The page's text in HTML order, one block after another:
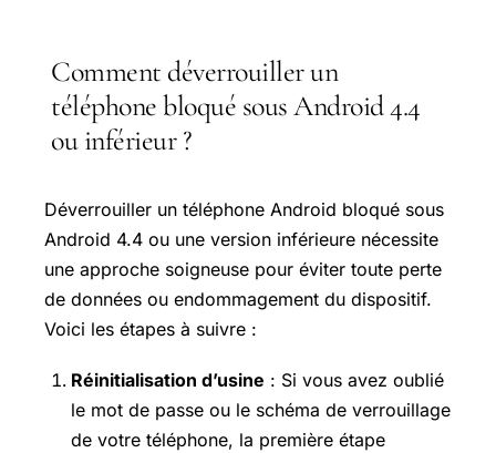
Comment déverrouiller un
téléphone bloqué sous Android 4.4
ou inférieur ?
Déverrouiller un téléphone Android bloqué sous
Android 4.4 ou une version inférieure nécessite
une approche soigneuse pour éviter toute perte
de données ou endommagement du dispositif.
Voici les étapes à suivre :
Réinitialisation d’usine : Si vous avez oublié
le mot de passe ou le schéma de verrouillage
de votre téléphone, la première étape